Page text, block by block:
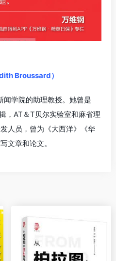
Broussard）
学院的助理教授。她曾是
，AT＆T贝尔实验室和麻省理
人员，曾为《大西洋》《华
文章和论文。